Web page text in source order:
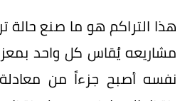
هذا التراكم هو ما صنع حالة
مشاريعه يُقاس كل واحد
نفسه أصبح جزءاً من